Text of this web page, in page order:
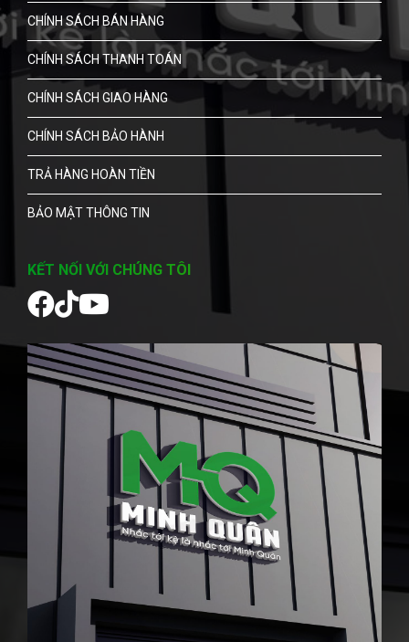
CHÍNH SÁCH BÁN HÀNG
CHÍNH SÁCH THANH TOÁN
CHÍNH SÁCH GIAO HÀNG
CHÍNH SÁCH BẢO HÀNH
TRẢ HÀNG HOÀN TIỀN
BẢO MẬT THÔNG TIN
KẾT NỐI VỚI CHÚNG TÔI